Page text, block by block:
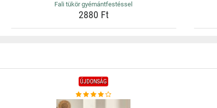
Fali tükör gyémántfestéssel
2880 Ft
ÚJDONSÁG